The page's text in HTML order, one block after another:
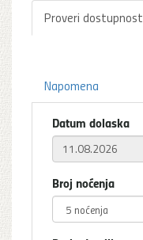
Proveri dostupnost
Napomena
Datum dolaska
Broj noćenja